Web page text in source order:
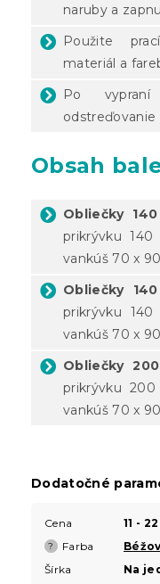
naruby a
Použite
materiál a
Po
odstreďovanie
Obsah
Obliečky
prikrývku
vankúš 70 x
Obliečky
prikrývku
vankúš 70 x
Obliečky
prikrývku
vankúš 70 x
Dodatočné
Cena 11 -
? Farba
Šírka
Na